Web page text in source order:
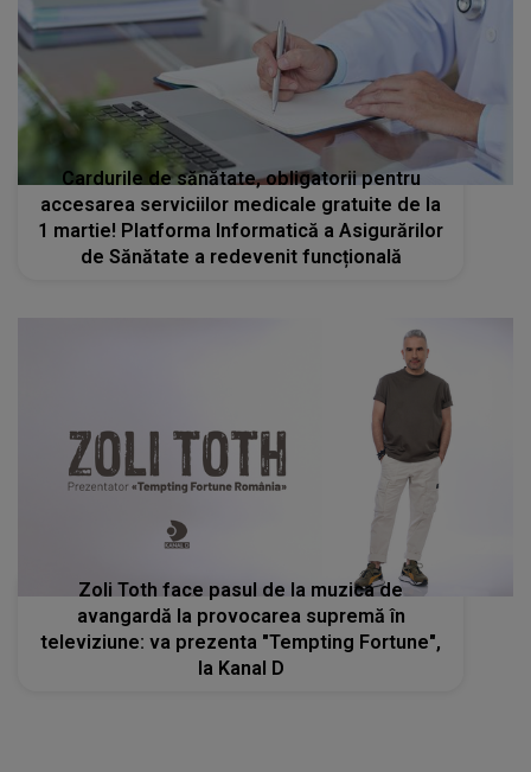
Cardurile de sănătate, obligatorii pentru
accesarea serviciilor medicale gratuite de la
1 martie! Platforma Informatică a Asigurărilor
de Sănătate a redevenit funcțională
Zoli Toth face pasul de la muzica de
avangardă la provocarea supremă în
televiziune: va prezenta "Tempting Fortune",
la Kanal D